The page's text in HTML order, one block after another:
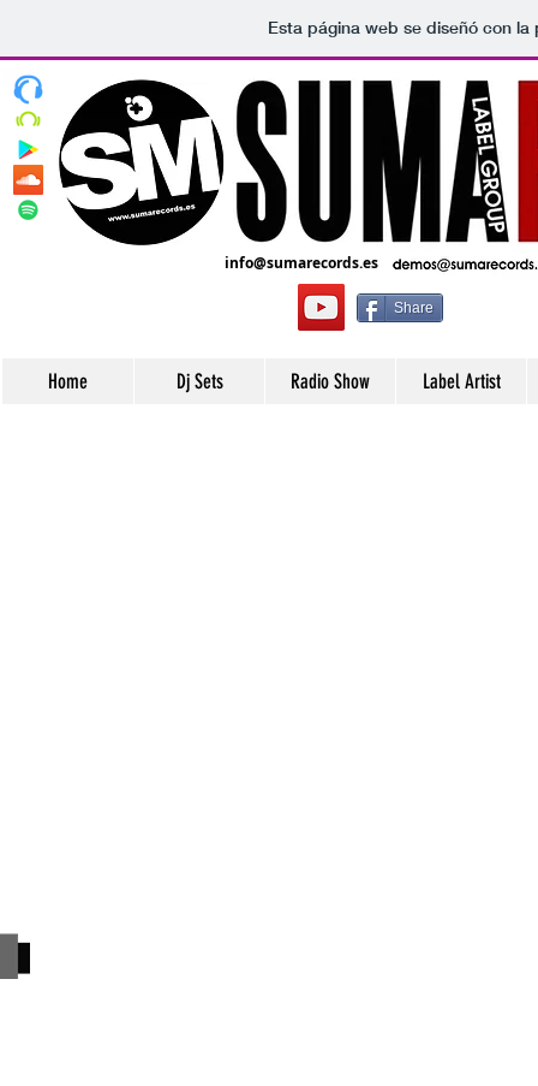
Esta página web se diseñó con
Home Dj Sets Radio Show Label Artist
info@sumarecords.es
Share